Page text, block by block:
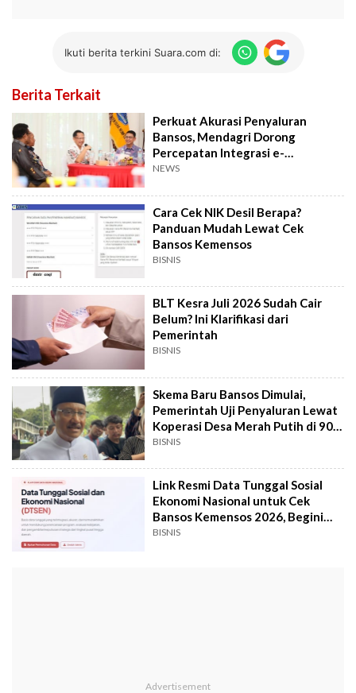
Ikuti berita terkini Suara.com di:
Berita Terkait
Perkuat Akurasi Penyaluran
Bansos, Mendagri Dorong
Percepatan Integrasi e-
Government
NEWS
Cara Cek NIK Desil Berapa?
Panduan Mudah Lewat Cek
Bansos Kemensos
BISNIS
BLT Kesra Juli 2026 Sudah Cair
Belum? Ini Klarifikasi dari
Pemerintah
BISNIS
Skema Baru Bansos Dimulai,
Pemerintah Uji Penyaluran Lewat
Koperasi Desa Merah Putih di 900
Titik
BISNIS
Link Resmi Data Tunggal Sosial
Ekonomi Nasional untuk Cek
Bansos Kemensos 2026, Begini
Caranya
BISNIS